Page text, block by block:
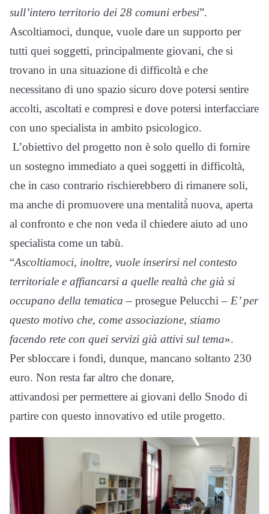
sull’intero territorio dei 28 comuni erbesi”.
Ascoltiamoci, dunque, vuole dare un supporto per
tutti quei soggetti, principalmente giovani, che si
trovano in una situazione di difficoltà e che
necessitano di uno spazio sicuro dove potersi sentire
accolti, ascoltati e compresi e dove potersi interfacciare
con uno specialista in ambito psicologico.
L’obiettivo del progetto non è solo quello di fornire
un sostegno immediato a quei soggetti in difficoltà,
che in caso contrario rischierebbero di rimanere soli,
ma anche di promuovere una mentalità̀ nuova, aperta
al confronto e che non veda il chiedere aiuto ad uno
specialista come un tabù.
“Ascoltiamoci, inoltre, vuole inserirsi nel contesto
territoriale e affiancarsi a quelle realtà che già si
occupano della tematica – prosegue Pelucchi – E’ per
questo motivo che, come associazione, stiamo
facendo rete con quei servizi già attivi sul tema».
Per sbloccare i fondi, dunque, mancano soltanto 230
euro. Non resta far altro che donare,
attivandosi per permettere ai giovani dello Snodo di
partire con questo innovativo ed utile progetto.